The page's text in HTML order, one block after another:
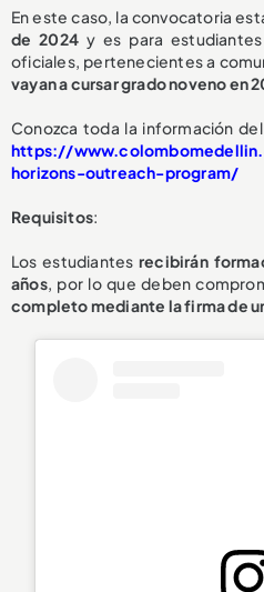
En este caso, la convocatoria
de 2024 y es para
oficiales, pertenecientes a
vayan a cursar grado noveno en
Conozca toda la información
https://
horizons-outreach-program/
Requisitos:
Los estudiantesrecibirán
años, por lo que deben
completo mediante la firma de